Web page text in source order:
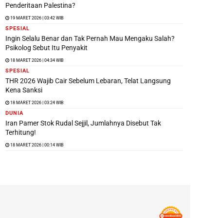
Penderitaan Palestina?
19 MARET 2026 | 03:42 WIB
SPESIAL
Ingin Selalu Benar dan Tak Pernah Mau Mengaku Salah?
Psikolog Sebut Itu Penyakit
18 MARET 2026 | 04:34 WIB
SPESIAL
THR 2026 Wajib Cair Sebelum Lebaran, Telat Langsung
Kena Sanksi
18 MARET 2026 | 03:24 WIB
DUNIA
Iran Pamer Stok Rudal Sejjil, Jumlahnya Disebut Tak
Terhitung!
18 MARET 2026 | 00:14 WIB